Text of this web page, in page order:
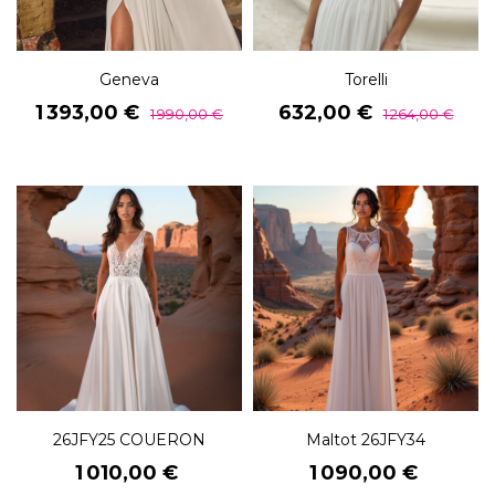
Geneva
Prix
1 393,00 € Prix
1 990,00 €
Torelli
Prix
632,00 € Prix
1 264,00 €
26JFY25 COUERON
Prix
1 010,00 €
Maltot 26JFY34
Prix
1 090,00 €